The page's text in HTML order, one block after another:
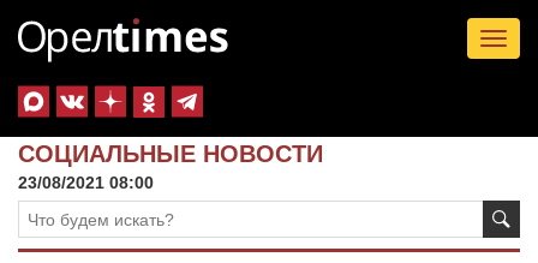
СОЦИАЛЬНЫЕ НОВОСТИ
23/08/2021 08:00